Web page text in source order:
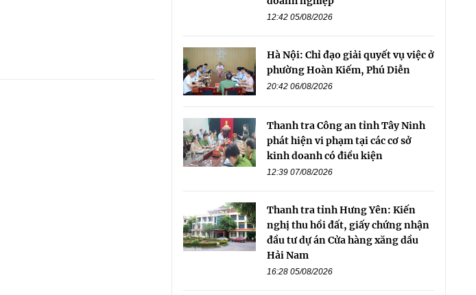
12:42 05/08/2026
Hà Nội: Chỉ đạo giải quyết vụ việc ở
phường Hoàn Kiếm, Phú Diễn
20:42 06/08/2026
Thanh tra Công an tỉnh Tây Ninh
phát hiện vi phạm tại các cơ sở
kinh doanh có điều kiện
12:39 07/08/2026
Thanh tra tỉnh Hưng Yên: Kiến
nghị thu hồi đất, giấy chứng nhận
đầu tư dự án Cửa hàng xăng dầu
Hải Nam
16:28 05/08/2026